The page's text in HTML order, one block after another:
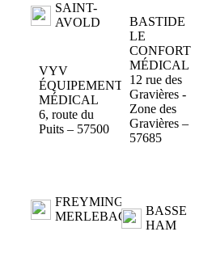
SAINT-
AVOLD
VYV
ÉQUIPEMENT
MÉDICAL
6, route du
Puits – 57500
FREYMING-
MERLEBACH
BASTIDE
LE
CONFORT
MÉDICAL
12 rue des
Gravières -
Zone des
Gravières –
57685
BASSE
HAM